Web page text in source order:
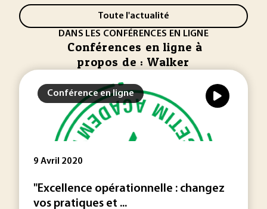
Toute l'actualité
DANS LES CONFÉRENCES EN LIGNE
Conférences en ligne à
propos de : Walker
Conférence en ligne
9 Avril 2020
"Excellence opérationnelle : changez
vos pratiques et ...